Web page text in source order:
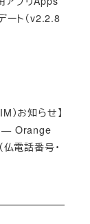
ート（v2.2.8
）お知らせ】
— Orange
電話番号・